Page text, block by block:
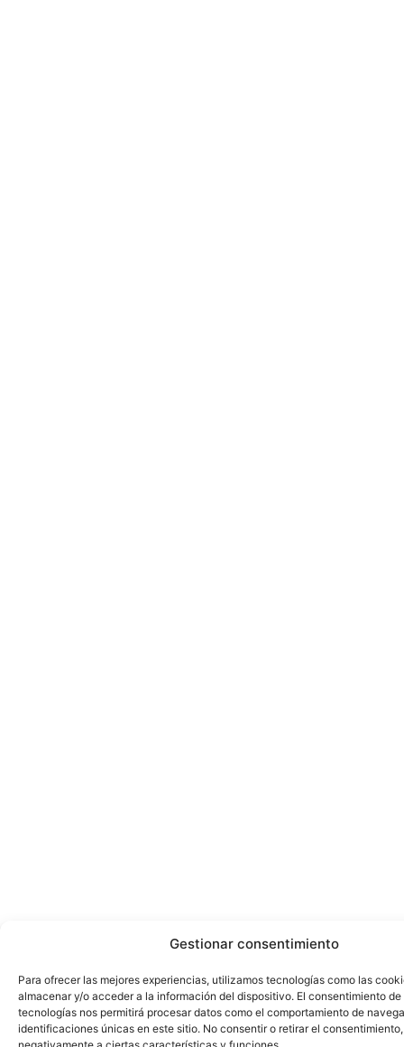
Gestionar consentimiento
Para ofrecer las mejores experiencias, utilizamos tecnologías como las
almacenar y/o acceder a la información del dispositivo. El consentimiento de
tecnologías nos permitirá procesar datos como el comportamiento de
identificaciones únicas en este sitio. No consentir o retirar el